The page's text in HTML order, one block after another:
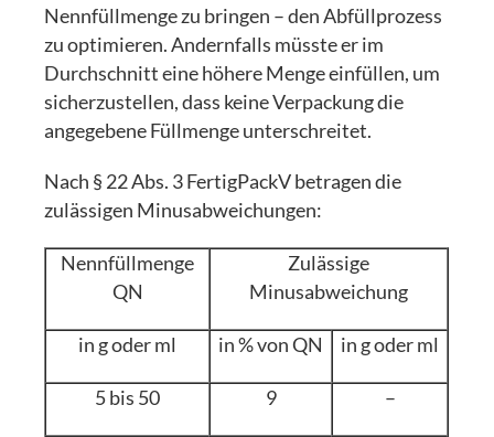
Nennfüllmenge zu bringen – den Abfüllprozess
zu optimieren. Andernfalls müsste er im
Durchschnitt eine höhere Menge einfüllen, um
sicherzustellen, dass keine Verpackung die
angegebene Füllmenge unterschreitet.
Nach § 22 Abs. 3 FertigPackV betragen die
zulässigen Minusabweichungen:
Nennfüllmenge
QN
Zulässige
Minusabweichung
in g oder ml in % von QN in g oder ml
5 bis 50 9 –